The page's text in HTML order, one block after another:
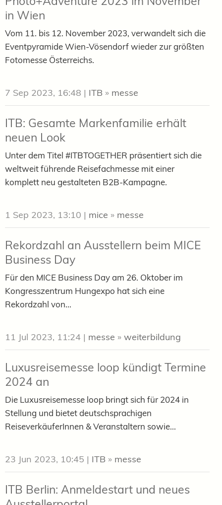
in Wien
Vom 11. bis 12. November 2023, verwandelt sich die
Eventpyramide Wien-Vösendorf wieder zur größten
Fotomesse Österreichs.
7 Sep 2023, 16:48 | ITB » messe
ITB: Gesamte Markenfamilie erhält
neuen Look
Unter dem Titel #ITBTOGETHER präsentiert sich die
weltweit führende Reisefachmesse mit einer
komplett neu gestalteten B2B-Kampagne.
1 Sep 2023, 13:10 | mice » messe
Rekordzahl an Ausstellern beim MICE
Business Day
Für den MICE Business Day am 26. Oktober im
Kongresszentrum Hungexpo hat sich eine
Rekordzahl von...
11 Jul 2023, 11:24 | messe » weiterbildung
Luxusreisemesse loop kündigt Termine
2024 an
Die Luxusreisemesse loop bringt sich für 2024 in
Stellung und bietet deutschsprachigen
ReiseverkäuferInnen & Veranstaltern sowie...
23 Jun 2023, 10:45 | ITB » messe
ITB Berlin: Anmeldestart und neues